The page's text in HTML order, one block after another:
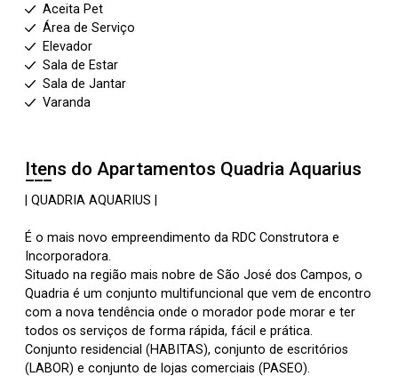
Aceita Pet
Área de Serviço
Elevador
Sala de Estar
Sala de Jantar
Varanda
Itens do Apartamentos Quadria Aquarius
| QUADRIA AQUARIUS |
É o mais novo empreendimento da RDC Construtora e
Incorporadora.
Situado na região mais nobre de São José dos Campos, o
Quadria é um conjunto multifuncional que vem de encontro
com a nova tendência onde o morador pode morar e ter
todos os serviços de forma rápida, fácil e prática.
Conjunto residencial (HABITAS), conjunto de escritórios
(LABOR) e conjunto de lojas comerciais (PASEO).